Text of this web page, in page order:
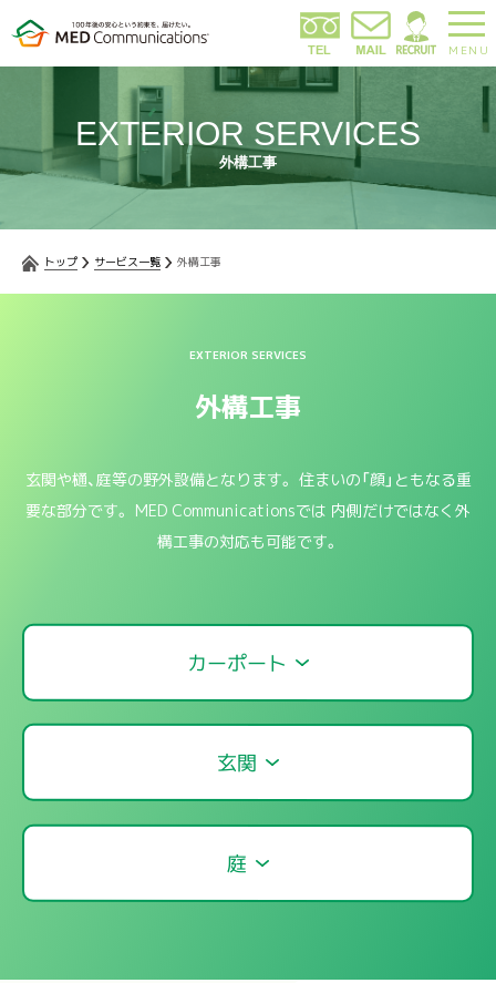
EXTERIOR SERVICES
外構工事
トップ サービス一覧 外構工事
EXTERIOR SERVICES
外構工事
玄関や樋、庭等の野外設備となります。 住まいの「顔」ともなる重
要な部分です。 MED Communicationsでは 内側だけではなく外
構工事の対応も可能です。
カーポート
玄関
庭
MENU